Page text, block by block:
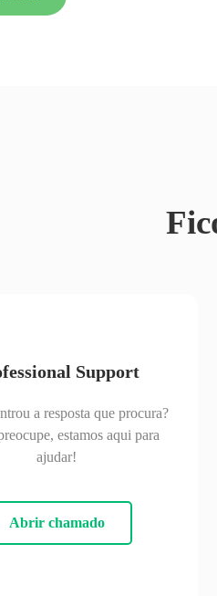
Support
a resposta que procura?
estamos aqui para
ajudar!
Abrir chamado